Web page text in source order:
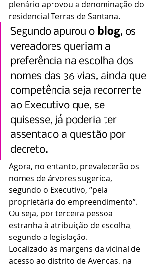
plenário aprovou a denominação do
residencial Terras de Santana.
Segundo apurou o blog, os
vereadores queriam a
preferência na escolha dos
nomes das 36 vias, ainda que
competência seja recorrente
ao Executivo que, se
quisesse, já poderia ter
assentado a questão por
decreto.
Agora, no entanto, prevalecerão os
nomes de árvores sugerida,
segundo o Executivo, “pela
proprietária do empreendimento”.
Ou seja, por terceira pessoa
estranha à atribuição de escolha,
segundo a legislação.
Localizado às margens da vicinal de
acesso ao distrito de Avencas, na